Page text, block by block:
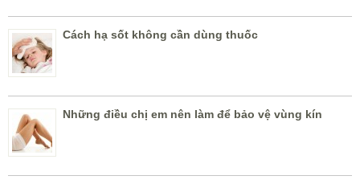
Cách hạ sốt không cần dùng thuốc
Những điều chị em nên làm để bảo vệ vùng kín